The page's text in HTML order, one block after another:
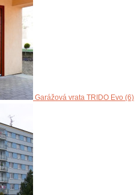
Garážová vrata TRIDO Evo (6)